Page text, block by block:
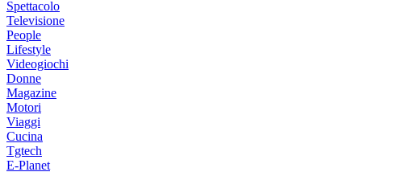
Spettacolo
Televisione
People
Lifestyle
Videogiochi
Donne
Magazine
Motori
Viaggi
Cucina
Tgtech
E-Planet